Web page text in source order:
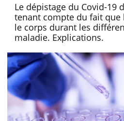
Le dépistage du Covid-19
tenant compte du fait que
le corps durant les
maladie. Explications.